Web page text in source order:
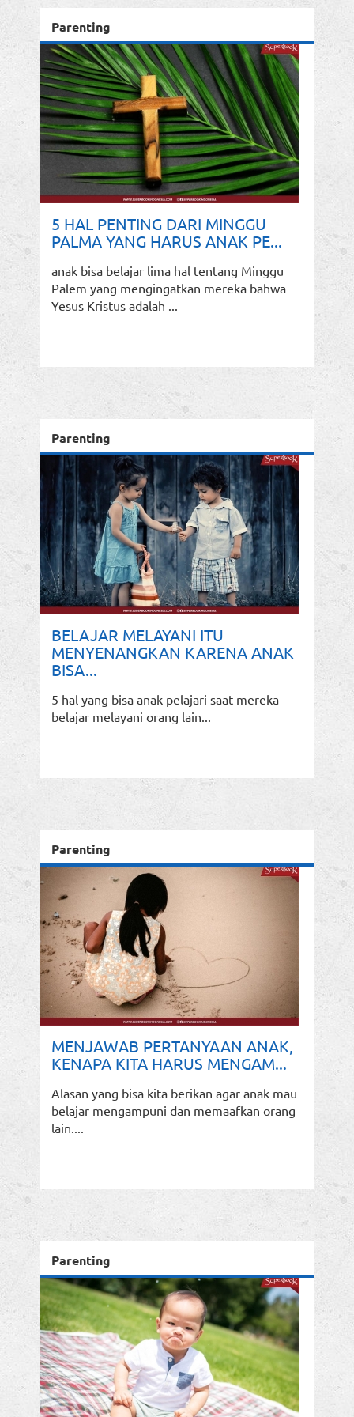
Parenting
5 HAL PENTING DARI MINGGU
PALMA YANG HARUS ANAK PE...
anak bisa belajar lima hal tentang Minggu
Palem yang mengingatkan mereka bahwa
Yesus Kristus adalah ...
Parenting
BELAJAR MELAYANI ITU
MENYENANGKAN KARENA ANAK
BISA...
5 hal yang bisa anak pelajari saat mereka
belajar melayani orang lain...
Parenting
MENJAWAB PERTANYAAN ANAK,
KENAPA KITA HARUS MENGAM...
Alasan yang bisa kita berikan agar anak mau
belajar mengampuni dan memaafkan orang
lain....
Parenting